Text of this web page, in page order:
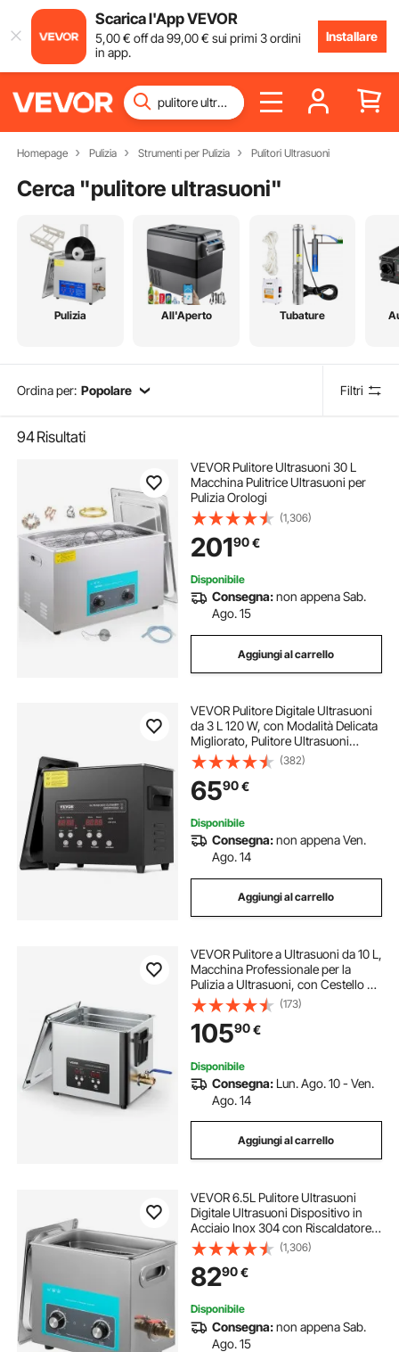
Scarica l'App VEVOR
5,00€ off da99,00€ sui primi 3 ordini
in app.
Installare
Homepage Pulizia Strumenti per Pulizia Pulitori Ultrasuoni
Cerca "pulitore ultrasuoni"
Pulizia All'Aperto Tubature
Ordina per: Popolare Filtri
94Risultati
VEVOR Pulitore Ultrasuoni 30 L
Macchina Pulitrice Ultrasuoni per
Pulizia Orologi
(1,306)
20190€
Disponibile
Consegna:non appena Sab.
Ago. 15
Aggiungi al carrello
VEVOR Pulitore Digitale Ultrasuoni
da 3 L 120 W, con Modalità Delicata
Migliorato, Pulitore Ultrasuoni
Industriale da 40 kHz con
Riscaldatore e Timer per
Contenitori, Gioielli 265 x 165 x 240
mm
(382)
6590€
Disponibile
Consegna:non appena Ven.
Ago. 14
Aggiungi al carrello
VEVOR Pulitore a Ultrasuoni da 10 L,
Macchina Professionale per la
Pulizia a Ultrasuoni, con Cestello di
Pulizia e Schermo Digitale, in
Acciaio Inox da 180 W e 40 kHz per
Orologi, Rasoi, Gioielli
(173)
10590€
Disponibile
Consegna: Lun. Ago. 10 - Ven.
Ago. 14
Aggiungi al carrello
VEVOR 6.5L Pulitore Ultrasuoni
Digitale Ultrasuoni Dispositivo in
Acciaio Inox 304 con Riscaldatore
Timer Macchina di Pulizia Uso
Commerciale Domestico Personale
(1,306)
8290€
Disponibile
Consegna:non appena Sab.
Ago. 15